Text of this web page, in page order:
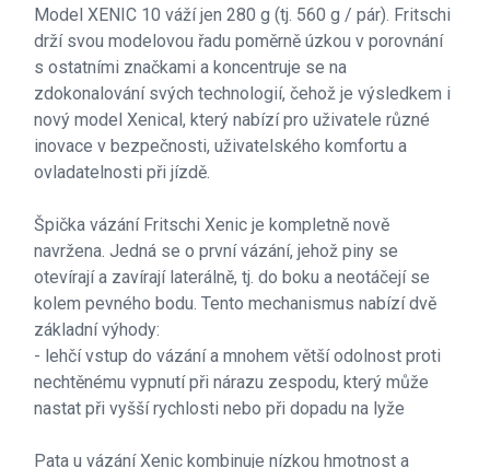
Model XENIC 10 váží jen 280 g (tj. 560 g / pár). Fritschi
drží svou modelovou řadu poměrně úzkou v porovnání
s ostatními značkami a koncentruje se na
zdokonalování svých technologií, čehož je výsledkem i
nový model Xenical, který nabízí pro uživatele různé
inovace v bezpečnosti, uživatelského komfortu a
ovladatelnosti při jízdě.
Špička vázání Fritschi Xenic je kompletně nově
navržena. Jedná se o první vázání, jehož piny se
otevírají a zavírají laterálně, tj. do boku a neotáčejí se
kolem pevného bodu. Tento mechanismus nabízí dvě
základní výhody:
- lehčí vstup do vázání a mnohem větší odolnost proti
nechtěnému vypnutí při nárazu zespodu, který může
nastat při vyšší rychlosti nebo při dopadu na lyže
Pata u vázání Xenic kombinuje nízkou hmotnost a